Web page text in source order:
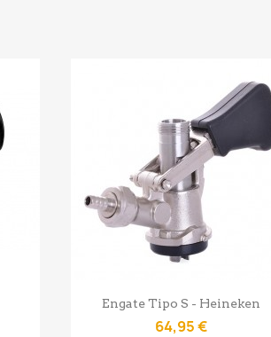
Vista rápida
Engate Tipo S - Heineken
64,95 €